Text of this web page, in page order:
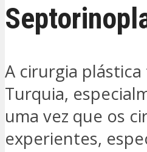
A cirurgia
Turquia,
uma vez que os
experientes,